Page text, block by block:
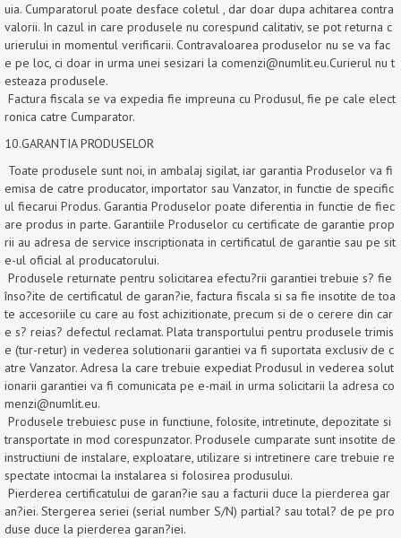
uia. Cumparatorul poate desface coletul , dar doar dupa achitarea contra
valorii. In cazul in care produsele nu corespund calitativ, se pot returna c
urierului in momentul verificarii. Contravaloarea produselor nu se va fac
e pe loc, ci doar in urma unei sesizari la comenzi@numlit.eu.Curierul nu t
esteaza produsele.
Factura fiscala se va expedia fie impreuna cu Produsul, fie pe cale elect
ronica catre Cumparator.
10.GARANTIA PRODUSELOR
Toate produsele sunt noi, in ambalaj sigilat, iar garantia Produselor va fi
emisa de catre producator, importator sau Vanzator, in functie de specific
ul fiecarui Produs. Garantia Produselor poate diferentia in functie de fiec
are produs in parte. Garantiile Produselor cu certificate de garantie prop
rii au adresa de service inscriptionata in certificatul de garantie sau pe sit
e-ul oficial al producatorului.
Produsele returnate pentru solicitarea efectu?rii garantiei trebuie s? fie
înso?ite de certificatul de garan?ie, factura fiscala si sa fie insotite de toa
te accesoriile cu care au fost achizitionate, precum si de o cerere din car
e s? reias? defectul reclamat. Plata transportului pentru produsele trimis
e (tur-retur) in vederea solutionarii garantiei va fi suportata exclusiv de c
atre Vanzator. Adresa la care trebuie expediat Produsul in vederea solut
ionarii garantiei va fi comunicata pe e-mail in urma solicitarii la adresa co
menzi@numlit.eu.
Produsele trebuiesc puse in functiune, folosite, intretinute, depozitate si
transportate in mod corespunzator. Produsele cumparate sunt insotite de
instructiuni de instalare, exploatare, utilizare si intretinere care trebuie re
spectate intocmai la instalarea si folosirea produsului.
Pierderea certificatului de garan?ie sau a facturii duce la pierderea gar
an?iei. Stergerea seriei (serial number S/N) partial? sau total? de pe pro
duse duce la pierderea garan?iei.